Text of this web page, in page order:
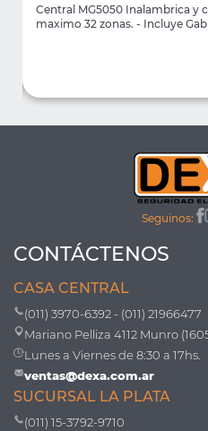
Central MG5050 Inalambrica y
maximo 32 zonas. - Incluye
Seguinos:
CONTÁCTENOS
CASA CENTRAL
(011) 3970-6392 - (011) 21966477
Mariano Pelliza 4112 Munro
Lunes a Viernes de 8:30 a 17hs.
ventas@dexa.com.ar
SUCURSAL LA PLATA
(011) 15-3792-9710